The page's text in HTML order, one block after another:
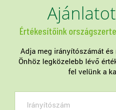
Értékesítőink
Adja meg irányítószámát
Önhöz legközelebb lévő
fel velünk a